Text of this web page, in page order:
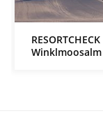
Winklmoosalm